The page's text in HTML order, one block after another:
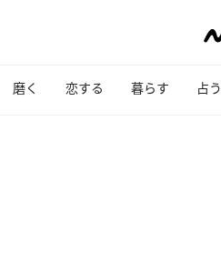
磨く 恋する 暮らす 占う